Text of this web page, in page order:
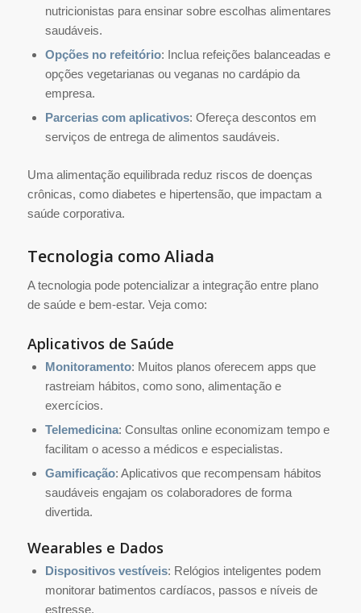
nutricionistas para ensinar sobre escolhas alimentares
saudáveis.
Opções no refeitório: Inclua refeições balanceadas e
opções vegetarianas ou veganas no cardápio da
empresa.
Parcerias com aplicativos: Ofereça descontos em
serviços de entrega de alimentos saudáveis.
Uma alimentação equilibrada reduz riscos de doenças
crônicas, como diabetes e hipertensão, que impactam a
saúde corporativa.
Tecnologia como Aliada
A tecnologia pode potencializar a integração entre plano
de saúde e bem-estar. Veja como:
Aplicativos de Saúde
Monitoramento: Muitos planos oferecem apps que
rastreiam hábitos, como sono, alimentação e
exercícios.
Telemedicina: Consultas online economizam tempo e
facilitam o acesso a médicos e especialistas.
Gamificação: Aplicativos que recompensam hábitos
saudáveis engajam os colaboradores de forma
divertida.
Wearables e Dados
Dispositivos vestíveis: Relógios inteligentes podem
monitorar batimentos cardíacos, passos e níveis de
estresse.